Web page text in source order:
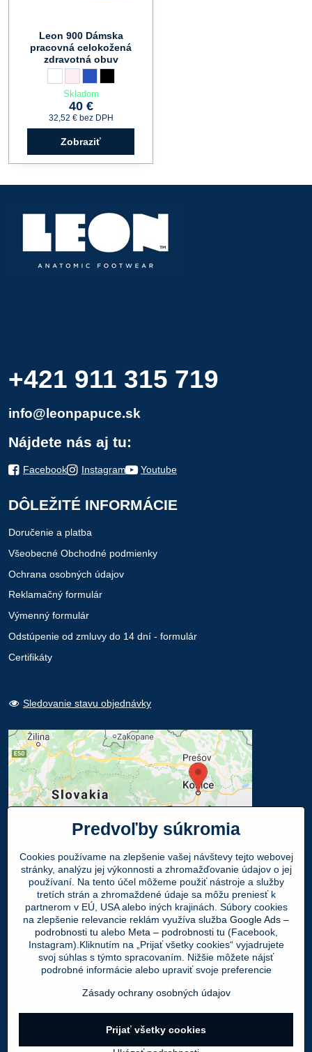
Leon 900 Dámska
pracovná celokožená
zdravotná obuv
Skladom
40 €
32,52 € bez DPH
Zobraziť
+421 911 315 719
info@leonpapuce.sk
Nájdete nás aj tu:
Facebook Instagram Youtube
DÔLEŽITÉ INFORMÁCIE
Doručenie a platba
Všeobecné Obchodné podmienky
Ochrana osobných údajov
Reklamačný formulár
Výmenný formulár
Odstúpenie od zmluvy do 14 dní - formulár
Certifikáty
Sledovanie stavu objednávky
Osobný odber
Navštívte našu predajňu - SHOWROOM
Obuv LEON, Mlynská 21, 040 01 Košice
Váš Objednaný tovar si môžete ZADARMO
vyzdvihnúť v PO - PIA 9:00 - 17:00 hod.
©2026Copyright
Predvoľby súkromiaZásady ochrany osobných údajov
Predvoľby súkromia
Cookies používame na zlepšenie vašej návštevy tejto webovej
stránky, analýzu jej výkonnosti a zhromažďovanie údajov o jej
používaní. Na tento účel môžeme použiť nástroje a služby
tretích strán a zhromaždené údaje sa môžu preniesť k
partnerom v EÚ, USA alebo iných krajinách. Súbory cookies
na zlepšenie relevancie reklám využíva služba Google Ads –
podrobnosti tu alebo Meta – podrobnosti tu (Facebook,
Instagram).Kliknutím na „Prijať všetky cookies“ vyjadrujete
svoj súhlas s týmto spracovaním. Nižšie môžete nájsť
podrobné informácie alebo upraviť svoje preferencie
Zásady ochrany osobných údajov
Prijať všetky cookies